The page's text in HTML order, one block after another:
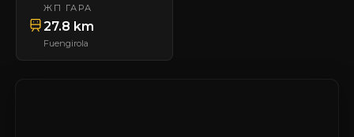
ЖП ГАРА
27.8 km
Fuengirola